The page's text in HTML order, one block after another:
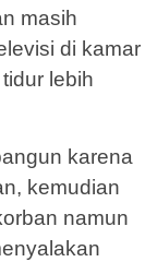
masih
di kamar
lebih
karena
kemudian
namun